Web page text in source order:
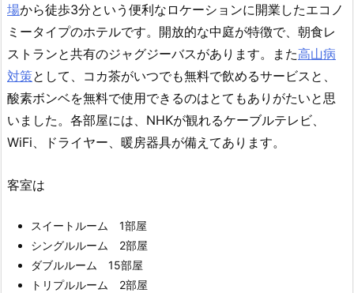
場から徒歩3分という便利なロケーションに開業したエコノ
ミータイプのホテルです。開放的な中庭が特徴で、朝食レ
ストランと共有のジャグジーバスがあります。
また高山病
対策として、コカ茶がいつでも無料で飲めるサービスと、
酸素ボンベを無料で使用できるのはとてもありがたいと思
いました。各部屋には、NHKが観れるケーブルテレビ、
WiFi、ドライヤー、暖房器具が備えてあります。
客室は
スイートルーム 1部屋
シングルルーム 2部屋
ダブルルーム 15部屋
トリプルルーム 2部屋